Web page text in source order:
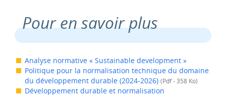
Pour en savoir plus
Analyse normative « Sustainable development »
Politique pour la normalisation technique du domaine
du développement durable (2024-2026) (Pdf - 358 Ko)
Développement durable et normalisation